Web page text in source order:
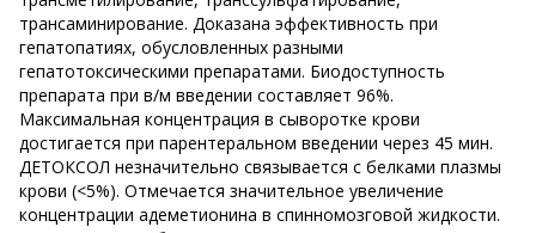
трансаминирование. Доказана эффективность при
гепатопатиях, обусловленных разными
гепатотоксическими препаратами. Биодоступность
препарата при в/м введении составляет 96%.
Максимальная концентрация в сыворотке крови
достигается при парентеральном введении через 45 мин.
ДЕТОКСОЛ незначительно связывается с белками плазмы
крови (<5%). Отмечается значительное увеличение
концентрации адеметионина в спинномозговой жидкости.